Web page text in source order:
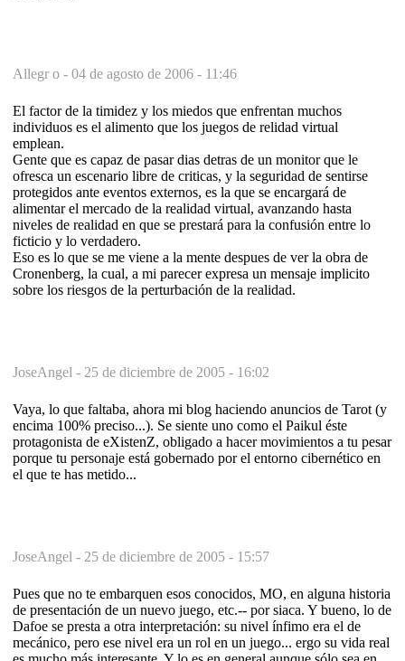
Allegr o - 04 de agosto de 2006 - 11:46
El factor de la timidez y los miedos que enfrentan muchos
individuos es el alimento que los juegos de relidad virtual
emplean.
Gente que es capaz de pasar dias detras de un monitor que le
ofresca un escenario libre de criticas, y la seguridad de sentirse
protegidos ante eventos externos, es la que se encargará de
alimentar el mercado de la realidad virtual, avanzando hasta
niveles de realidad en que se prestará para la confusión entre lo
ficticio y lo verdadero.
Eso es lo que se me viene a la mente despues de ver la obra de
Cronenberg, la cual, a mi parecer expresa un mensaje implicito
sobre los riesgos de la perturbación de la realidad.
JoseAngel - 25 de diciembre de 2005 - 16:02
Vaya, lo que faltaba, ahora mi blog haciendo anuncios de Tarot (y
encima 100% preciso...). Se siente uno como el Paikul éste
protagonista de eXistenZ, obligado a hacer movimientos a tu pesar
porque tu personaje está gobernado por el entorno cibernético en
el que te has metido...
JoseAngel - 25 de diciembre de 2005 - 15:57
Pues que no te embarquen esos conocidos, MO, en alguna historia
de presentación de un nuevo juego, etc.-- por siaca. Y bueno, lo de
Dafoe se presta a otra interpretación: su nivel ínfimo era el de
mecánico, pero ese nivel era un rol en un juego... ergo su vida real